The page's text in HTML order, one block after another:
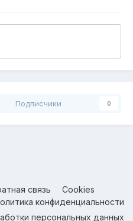
Подписчики 0
связь
Cookies
конфиденциальности
персональных данных